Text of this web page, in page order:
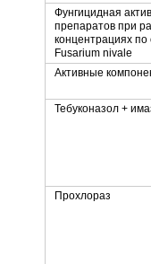
Фунгицидная
препаратов при
концентрациях
Fusarium nivale
Активные
Тебуконазол +
Прохлораз